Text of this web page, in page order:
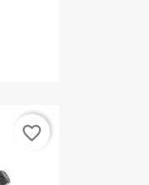
favorite_border